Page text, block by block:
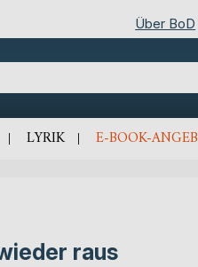
Über BoD
LYRIK E-BOOK-
raus